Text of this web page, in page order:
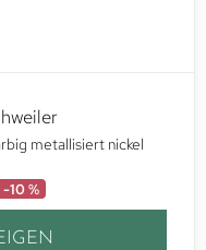
metallisiert nickel
-10 %